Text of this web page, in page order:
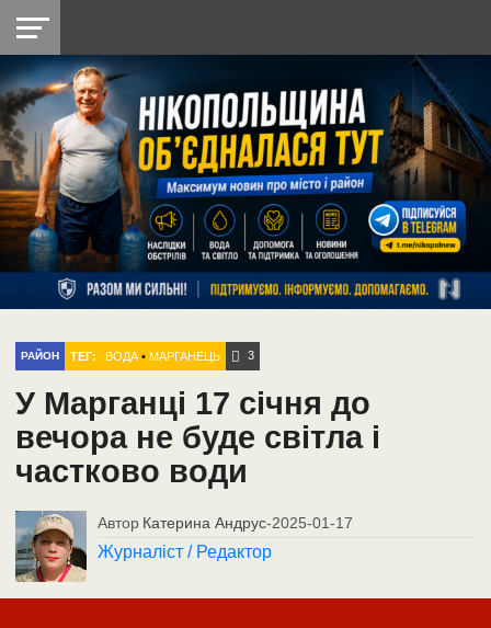
НІКОПОЛЬ
РАЙОН
СІЧЕСЛАВСЬКА
УКРАЇНА
РЕТРО
НІКОПОЛЬ
ЛАЙТ
УКРАЇНА
ДОПОМОГА
РАДІО
РАЙОН ТЕГ: ВОДА •МАРГАНЕЦЬ 3
У Марганці 17 січня до
вечора не буде світла і
частково води
Автор Катерина Андрус-2025-01-17
Журналіст / Редактор